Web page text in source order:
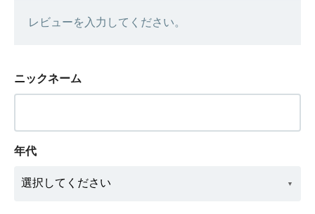
レビューを入力してください。
ニックネーム
年代